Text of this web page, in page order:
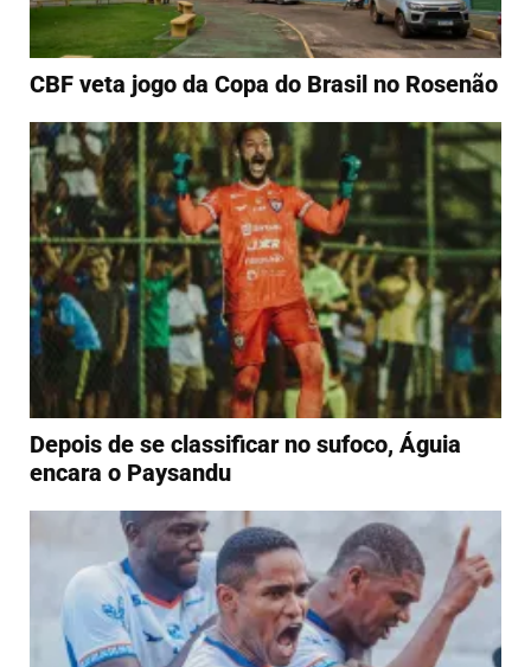
CBF veta jogo da Copa do Brasil no Rosenão
Depois de se classificar no sufoco, Águia
encara o Paysandu